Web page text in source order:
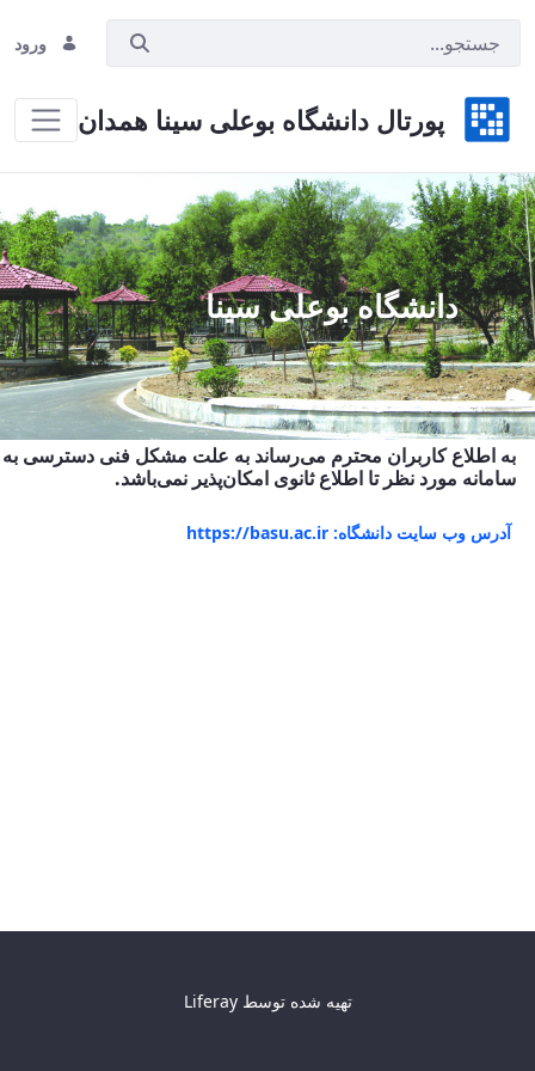
ورود
پورتال دانشگاه بوعلی سینا همدان
Home
دانشگاه بوعلی سینا
به اطلاع کاربران محترم می‌رساند به علت مشکل فنی دسترسی به
سامانه مورد نظر تا اطلاع ثانوی امکان‌پذیر نمی‌باشد.
آدرس وب سایت دانشگاه: https://basu.ac.ir
تهیه شده توسطLiferay